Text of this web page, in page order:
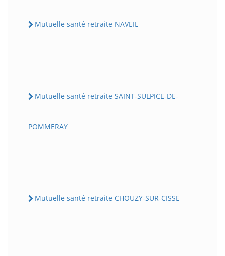
Mutuelle santé retraite NAVEIL
Mutuelle santé retraite SAINT-SULPICE-DE-
POMMERAY
Mutuelle santé retraite CHOUZY-SUR-CISSE